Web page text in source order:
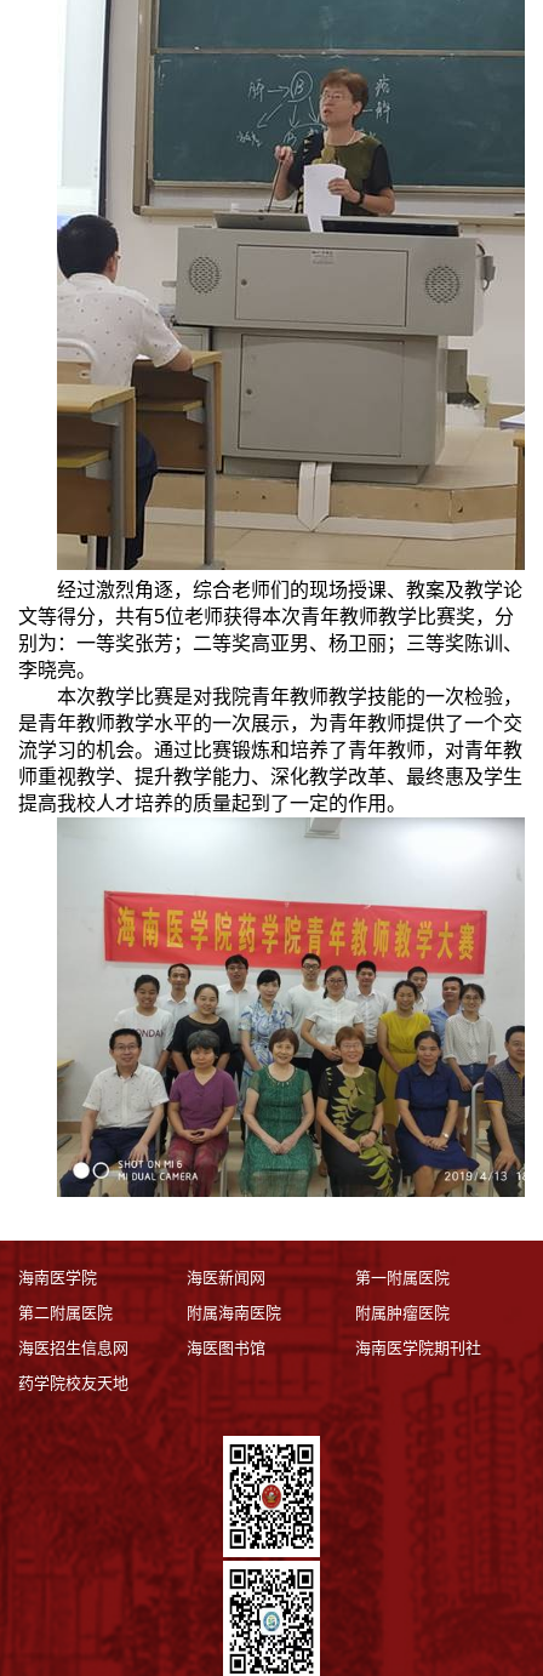
经过激烈角逐，综合老师们的现场授课、教案及教学论
文等得分，共有5位老师获得本次青年教师教学比赛奖，分
别为：一等奖张芳；二等奖高亚男、杨卫丽；三等奖陈训、
李晓亮。
本次教学比赛是对我院青年教师教学技能的一次检验，
是青年教师教学水平的一次展示，为青年教师提供了一个交
流学习的机会。通过比赛锻炼和培养了青年教师，对青年教
师重视教学、提升教学能力、深化教学改革、最终惠及学生
提高我校人才培养的质量起到了一定的作用。
海南医学院 海医新闻网
第一附属医院
第二附属医院
附属海南医院
附属肿瘤医院
海医招生信息网
海医图书馆
海南医学院期刊社
药学院校友天地